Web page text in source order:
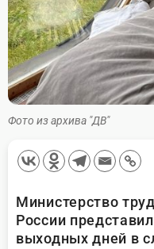
Фото из архива "ДВ"
Министерство
России
выходных дней в